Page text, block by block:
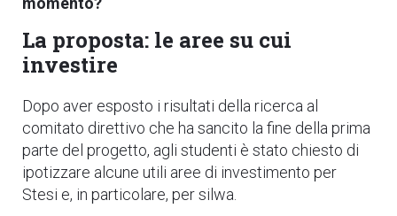
La proposta: le aree su cui
investire
Dopo aver esposto i risultati della ricerca al
comitato direttivo che ha sancito la fine della prima
parte del progetto, agli studenti è stato chiesto di
ipotizzare alcune utili aree di investimento per
Stesi e, in particolare, per silwa.